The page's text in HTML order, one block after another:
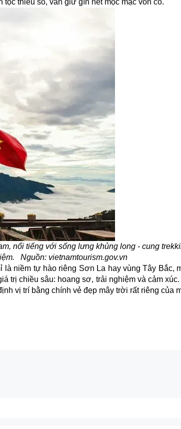
thiểu số, vẫn giữ gìn nét mộc mạc vốn có.
nổi tiếng với sống lưng khủng long - cung
Nguồn: vietnamtourism.gov.vn
niềm tự hào riêng Sơn La hay vùng Tây Bắc,
trị chiều sâu: hoang sơ, trải nghiệm và cảm
vị trí bằng chính vẻ đẹp mây trời rất riêng của